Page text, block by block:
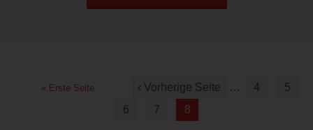
« Erste Seite ‹ Vorherige Seite … 4
5
6
7 8